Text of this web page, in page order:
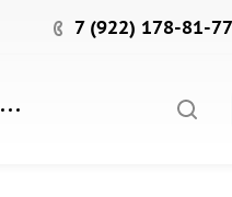
7 (922) 178-81-77